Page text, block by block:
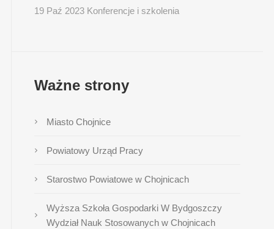
19 Paź 2023 Konferencje i szkolenia
Ważne strony
Miasto Chojnice
Powiatowy Urząd Pracy
Starostwo Powiatowe w Chojnicach
Wyższa Szkoła Gospodarki W Bydgoszczy
Wydział Nauk Stosowanych w Chojnicach